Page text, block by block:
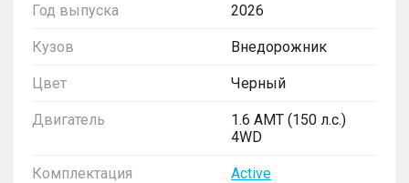
Год выпуска 2026
Кузов Внедорожник
Цвет Черный
Двигатель
1.6 AMT (150 л.с.)
4WD
Комплектация Active